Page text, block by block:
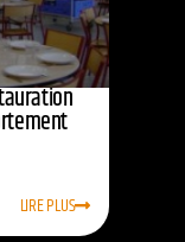
LIRE PLUS